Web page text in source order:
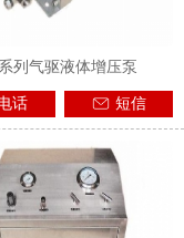
列气驱液体增压泵
话 短信